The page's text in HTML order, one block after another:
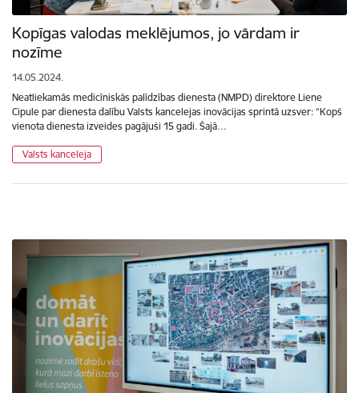
Kopīgas valodas meklējumos, jo vārdam ir
nozīme
14.05.2024.
Neatliekamās medicīniskās palīdzības dienesta (NMPD) direktore Liene
Cipule par dienesta dalību Valsts kancelejas inovācijas sprintā uzsver: “Kopš
vienota dienesta izveides pagājuši 15 gadi. Šajā…
Valsts kanceleja